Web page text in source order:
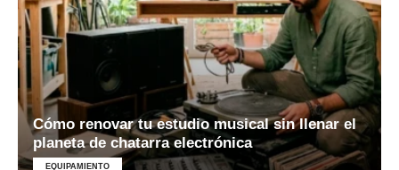
Cómo renovar tu estudio musical sin llenar el
planeta de chatarra electrónica
EQUIPAMIENTO